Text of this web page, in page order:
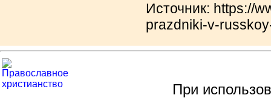
Источник: https://
prazdniki-v-
При